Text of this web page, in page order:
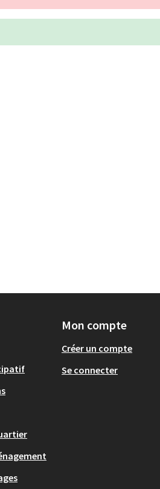
Mon compte
Créer un compte
Se connecter